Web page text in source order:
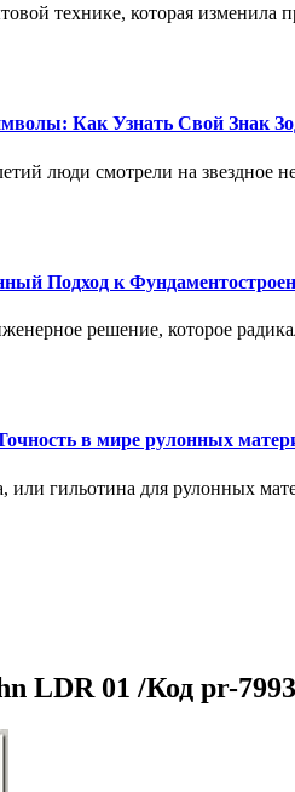
технике, которая
Как Узнать Свой Знак
люди смотрели на звездное
Подход к
решение, которое
в мире рулонных
или гильотина для рулонных
LDR 01 /Код pr-